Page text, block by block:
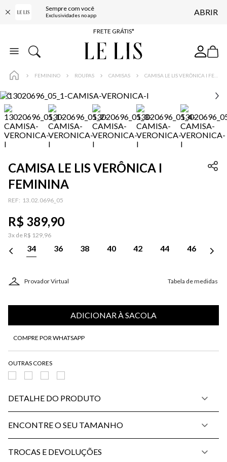
Sempre com você
Exclusividades no app ABRIR
ENTREGA EXPRESSA*
FRETE GRÁTIS*
BAIXE O APP
FEMININO ROUPAS CAMISAS
CAMISA LE LIS VERÔNICA I
FEMININA
: 13.02.0696_05
R$ 389,90
3x de R$ 129,96
34 36 38 40 42 44 46
Provador Virtual Tabela de medidas
ADICIONAR À SACOLA
COMPRE POR WHATSAPP
DETALHE DO PRODUTO
ENCONTRE O SEU TAMANHO
TROCAS E DEVOLUÇÕES